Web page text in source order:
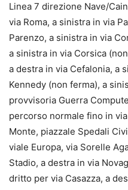
Linea 7 direzione Nave/
via Roma, a sinistra in via
Parenzo, a sinistra in via
a sinistra in via Corsica
a destra in via Cefalonia, a
Kennedy (non ferma), a
provvisoria Guerra
percorso normale fino in
Monte, piazzale Spedali
viale Europa, via Sorelle
Stadio, a destra in via
dritto per via Casazza, a